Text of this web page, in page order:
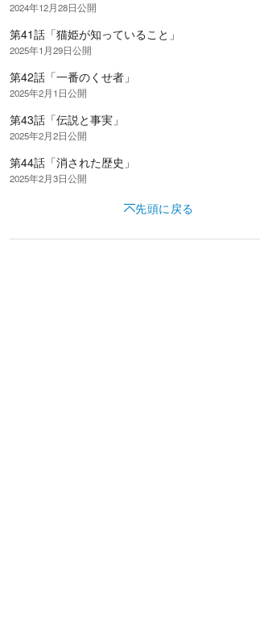
2024年12月28日公開
第41話「猫姫が知っていること」
2025年1月29日公開
第42話「一番のくせ者」
2025年2月1日公開
第43話「伝説と事実」
2025年2月2日公開
第44話「消された歴史」
2025年2月3日公開
先頭に戻る